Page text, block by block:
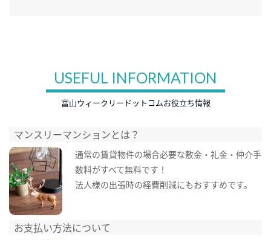
USEFUL INFORMATION
富山ウィークリードットコムお役立ち情報
マンスリーマンションとは？
通常の賃貸物件の場合必要な敷金・礼金・仲介手
数料がすべて無料です！
法人様の出張時の経費削減にもおすすめです。
お支払い方法について